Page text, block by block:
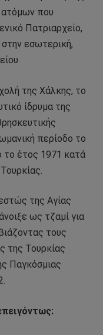
ατόμων που
Πατριαρχείο,
εσωτερική,
της Χάλκης, το
ίδρυμα της
περίοδο το
το έτος 1971 κατά
της Αγίας
ως τζαμί για
τους
της Τουρκίας
Παγκόσμιας